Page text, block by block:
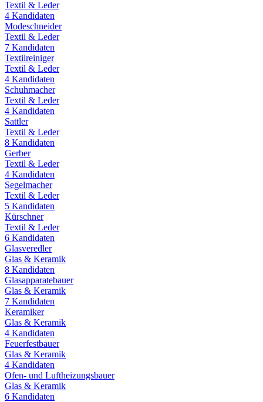
Textil & Leder
4 Kandidaten
Modeschneider
Textil & Leder
7 Kandidaten
Textilreiniger
Textil & Leder
4 Kandidaten
Schuhmacher
Textil & Leder
4 Kandidaten
Sattler
Textil & Leder
8 Kandidaten
Gerber
Textil & Leder
4 Kandidaten
Segelmacher
Textil & Leder
5 Kandidaten
Kürschner
Textil & Leder
6 Kandidaten
Glasveredler
Glas & Keramik
8 Kandidaten
Glasapparatebauer
Glas & Keramik
7 Kandidaten
Keramiker
Glas & Keramik
4 Kandidaten
Feuerfestbauer
Glas & Keramik
4 Kandidaten
Ofen- und Luftheizungsbauer
Glas & Keramik
6 Kandidaten